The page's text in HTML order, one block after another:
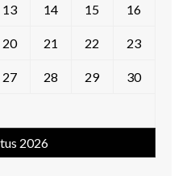
2026
13 14 15 16
20 21 22 23
27 28 29 30